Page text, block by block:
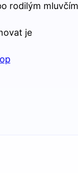
rodilým mluvčím
je